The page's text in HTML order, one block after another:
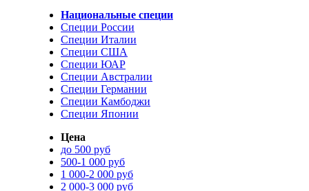
Национальные специи
Специи России
Специи Италии
Специи США
Специи ЮАР
Специи Австралии
Специи Германии
Специи Камбоджи
Специи Японии
Цена
до 500 руб
500-1 000 руб
1 000-2 000 руб
2 000-3 000 руб